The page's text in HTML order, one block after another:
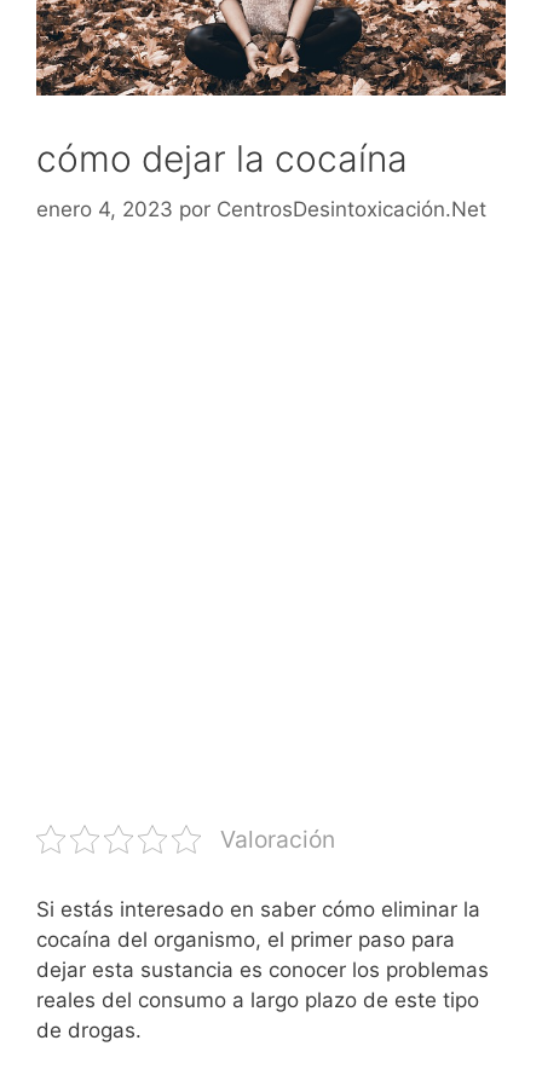
cómo dejar la cocaína
enero 4, 2023 por CentrosDesintoxicación.Net
Valoración
Si estás interesado en saber cómo eliminar la
cocaína del organismo, el primer paso para
dejar esta sustancia es conocer los problemas
reales del consumo a largo plazo de este tipo
de drogas.